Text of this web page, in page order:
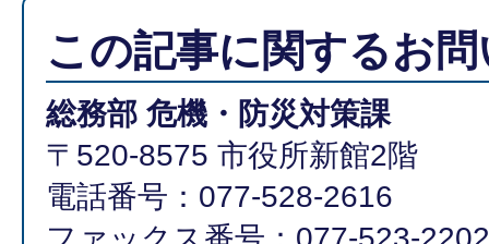
この記事に関するお
総務部 危機・防災対策課
〒520-8575 市役所新館2階
電話番号：077-528-2616